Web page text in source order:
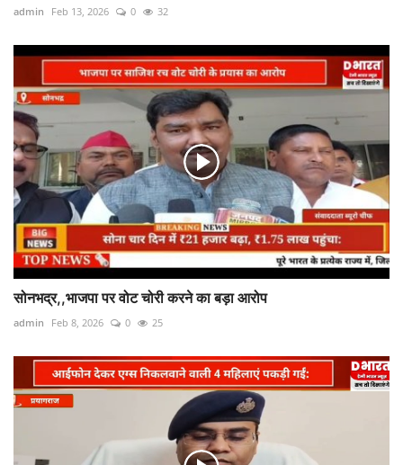
admin Feb 13, 2026 0 32
सोनभद्र,,भाजपा पर वोट चोरी करने का बड़ा आरोप
admin Feb 8, 2026 0 25